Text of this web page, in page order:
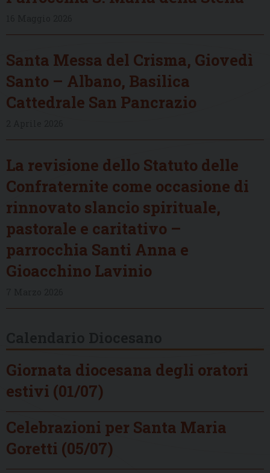
Santa Messa del Crisma, Giovedì
Santo – Albano, Basilica
Cattedrale San Pancrazio
La revisione dello Statuto delle
Confraternite come occasione di
rinnovato slancio spirituale,
pastorale e caritativo –
parrocchia Santi Anna e
Gioacchino Lavinio
Giornata diocesana degli oratori
estivi (01/07)
Celebrazioni per Santa Maria
Goretti (05/07)